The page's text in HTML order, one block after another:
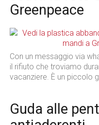
Greenpeace
Con un messaggio via
il rifiuto che troviamo
vacanziere. È un piccolo
Guda alle